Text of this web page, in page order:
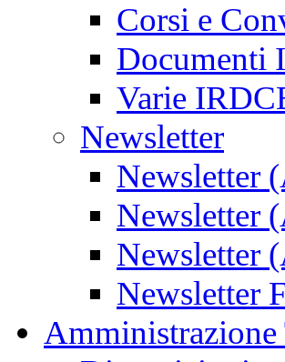
Corsi e
Documenti
Varie
Newsletter
Newsletter
Newsletter
Newsletter
Newsletter
Amministrazione